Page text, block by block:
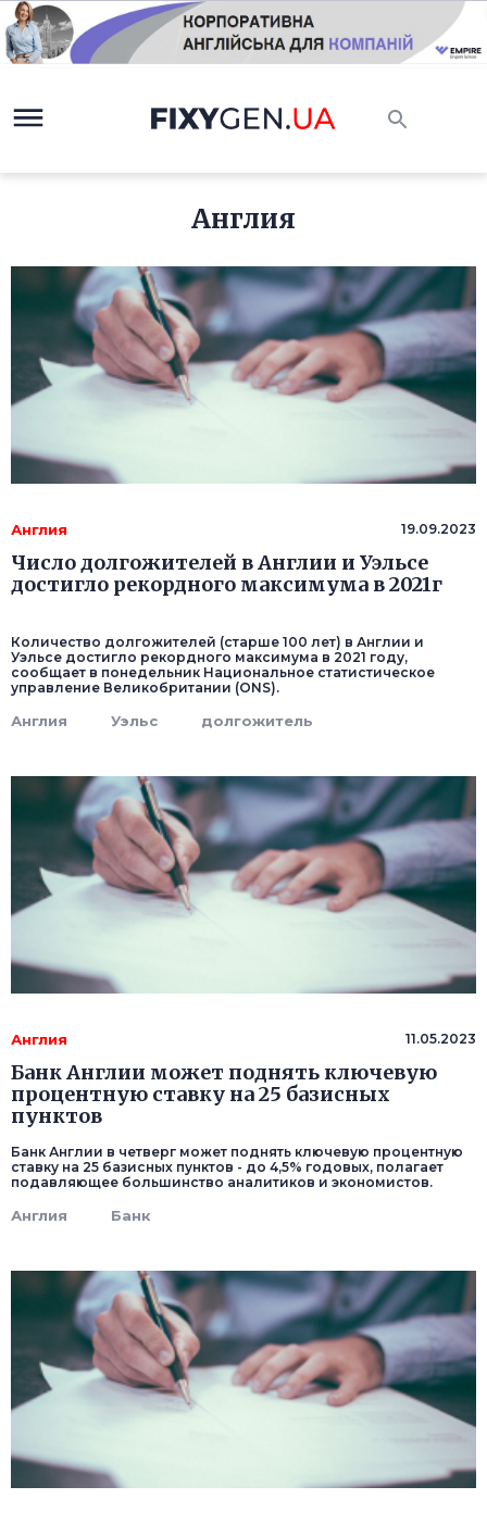
Англия
Англия 19.09.2023
Число долгожителей в Англии и Уэльсе
достигло рекордного максимума в 2021г
Количество долгожителей (старше 100 лет) в Англии и
Уэльсе достигло рекордного максимума в 2021 году,
сообщает в понедельник Национальное статистическое
управление Великобритании (ONS).
Англия Уэльс долгожитель
Англия 11.05.2023
Банк Англии может поднять ключевую
процентную ставку на 25 базисных
пунктов
Банк Англии в четверг может поднять ключевую процентную
ставку на 25 базисных пунктов - до 4,5% годовых, полагает
подавляющее большинство аналитиков и экономистов.
Англия Банк